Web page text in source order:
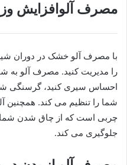
مصرف آلوافزایش
با مصرف آلو خشک در دوران
را مدیریت کنید. مصرف آلو به
احساس سیری کنید، گرسنگی
شما را تنظیم می کند. همچنین
چربی است که از چاق شدن شما
جلوگیری می کند.